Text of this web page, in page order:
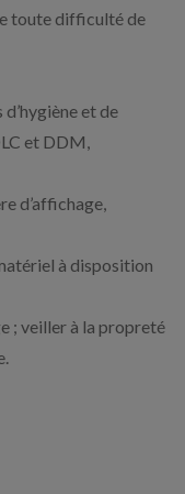
toute difficulté de
et de
et DDM,
d’affichage,
à disposition
; veiller à la propreté